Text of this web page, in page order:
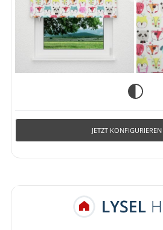
JETZT KONFIGURIEREN